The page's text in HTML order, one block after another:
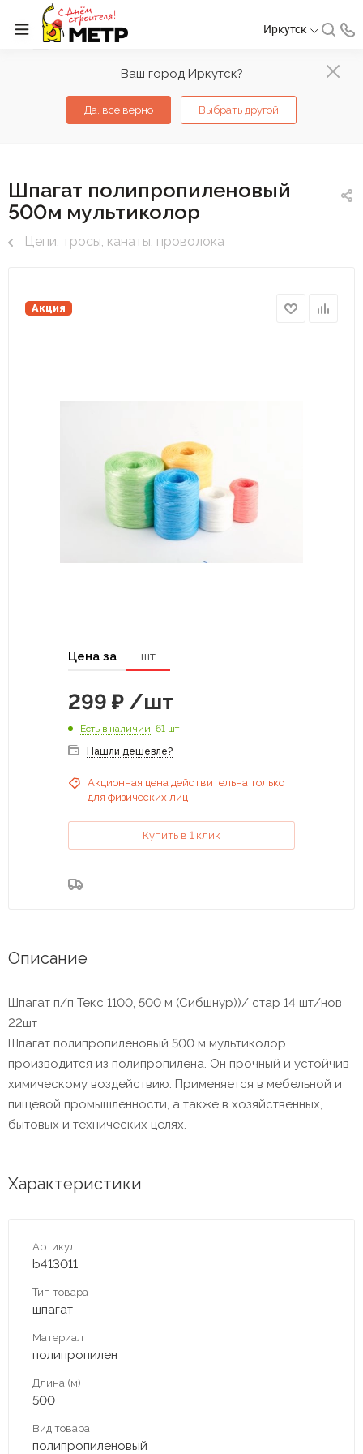
Ваш город Иркутск?
Да, все верно Выбрать другой
Иркутск
Шпагат полипропиленовый
500м мультиколор
Цепи, тросы, канаты, проволока
Акция
Цена за шт
299 ₽ /шт
Есть в наличии: 61 шт
Нашли дешевле?
Акционная цена действительна только
для физических лиц
Купить в 1 клик
Описание
Шпагат п/п Текс 1100, 500 м (Сибшнур))/ стар 14 шт/нов
22шт
Шпагат полипропиленовый 500 м мультиколор
производится из полипропилена. Он прочный и устойчив
химическому воздействию. Применяется в мебельной и
пищевой промышленности, а также в хозяйственных,
бытовых и технических целях.
Характеристики
Артикул
b413011
Тип товара
шпагат
Материал
полипропилен
Длина (м)
500
Вид товара
полипропиленовый